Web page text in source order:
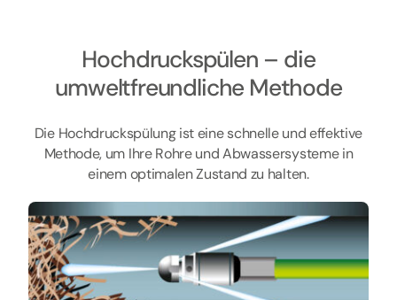
Hochdruckspülen – die
umweltfreundliche Methode
Die Hochdruckspülung ist eine schnelle und effektive
Methode, um Ihre Rohre und Abwassersysteme in
einem optimalen Zustand zu halten.